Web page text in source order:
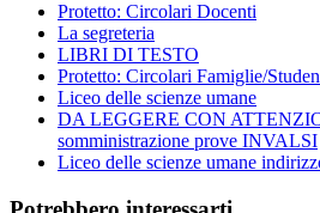
Protetto: Circolari Docenti
La segreteria
LIBRI DI TESTO
Protetto: Circolari Famiglie/
Liceo delle scienze umane
DA LEGGERE CON
somministrazione prove INVALSI
Liceo delle scienze umane